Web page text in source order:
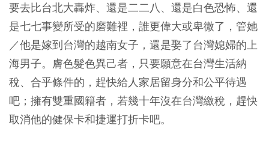
要去比台北大轟炸、還是二二八、還是白色恐怖、還
是七七事變所受的磨難裡，誰更偉大或卑微了，管她
／他是嫁到台灣的越南女子，還是娶了台灣媳婦的上
海男子。膚色髮色異己者，只要願意在台灣生活納
稅、合乎條件的，趕快給人家居留身分和公平待遇
吧；擁有雙重國籍者，若幾十年沒在台灣繳稅，趕快
取消他的健保卡和捷運打折卡吧。